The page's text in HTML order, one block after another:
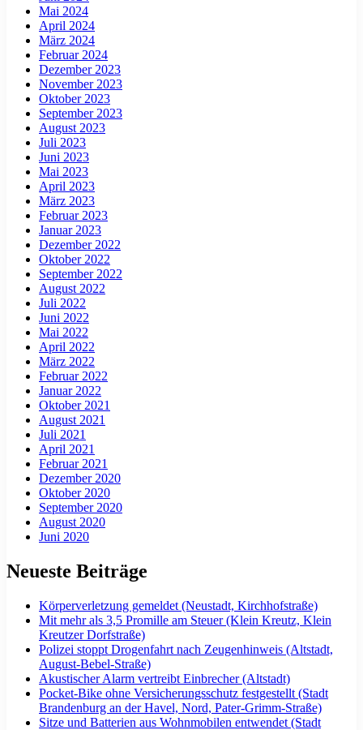
Mai 2024
April 2024
März 2024
Februar 2024
Dezember 2023
November 2023
Oktober 2023
September 2023
August 2023
Juli 2023
Juni 2023
Mai 2023
April 2023
März 2023
Februar 2023
Januar 2023
Dezember 2022
Oktober 2022
September 2022
August 2022
Juli 2022
Juni 2022
Mai 2022
April 2022
März 2022
Februar 2022
Januar 2022
Oktober 2021
August 2021
Juli 2021
April 2021
Februar 2021
Dezember 2020
Oktober 2020
September 2020
August 2020
Juni 2020
Neueste Beiträge
Körperverletzung gemeldet (Neustadt, Kirchhofstraße)
Mit mehr als 3,5 Promille am Steuer (Klein Kreutz, Klein
Kreutzer Dorfstraße)
Polizei stoppt Drogenfahrt nach Zeugenhinweis (Altstadt,
August-Bebel-Straße)
Akustischer Alarm vertreibt Einbrecher (Altstadt)
Pocket-Bike ohne Versicherungsschutz festgestellt (Stadt
Brandenburg an der Havel, Nord, Pater-Grimm-Straße)
Sitze und Batterien aus Wohnmobilen entwendet (Stadt